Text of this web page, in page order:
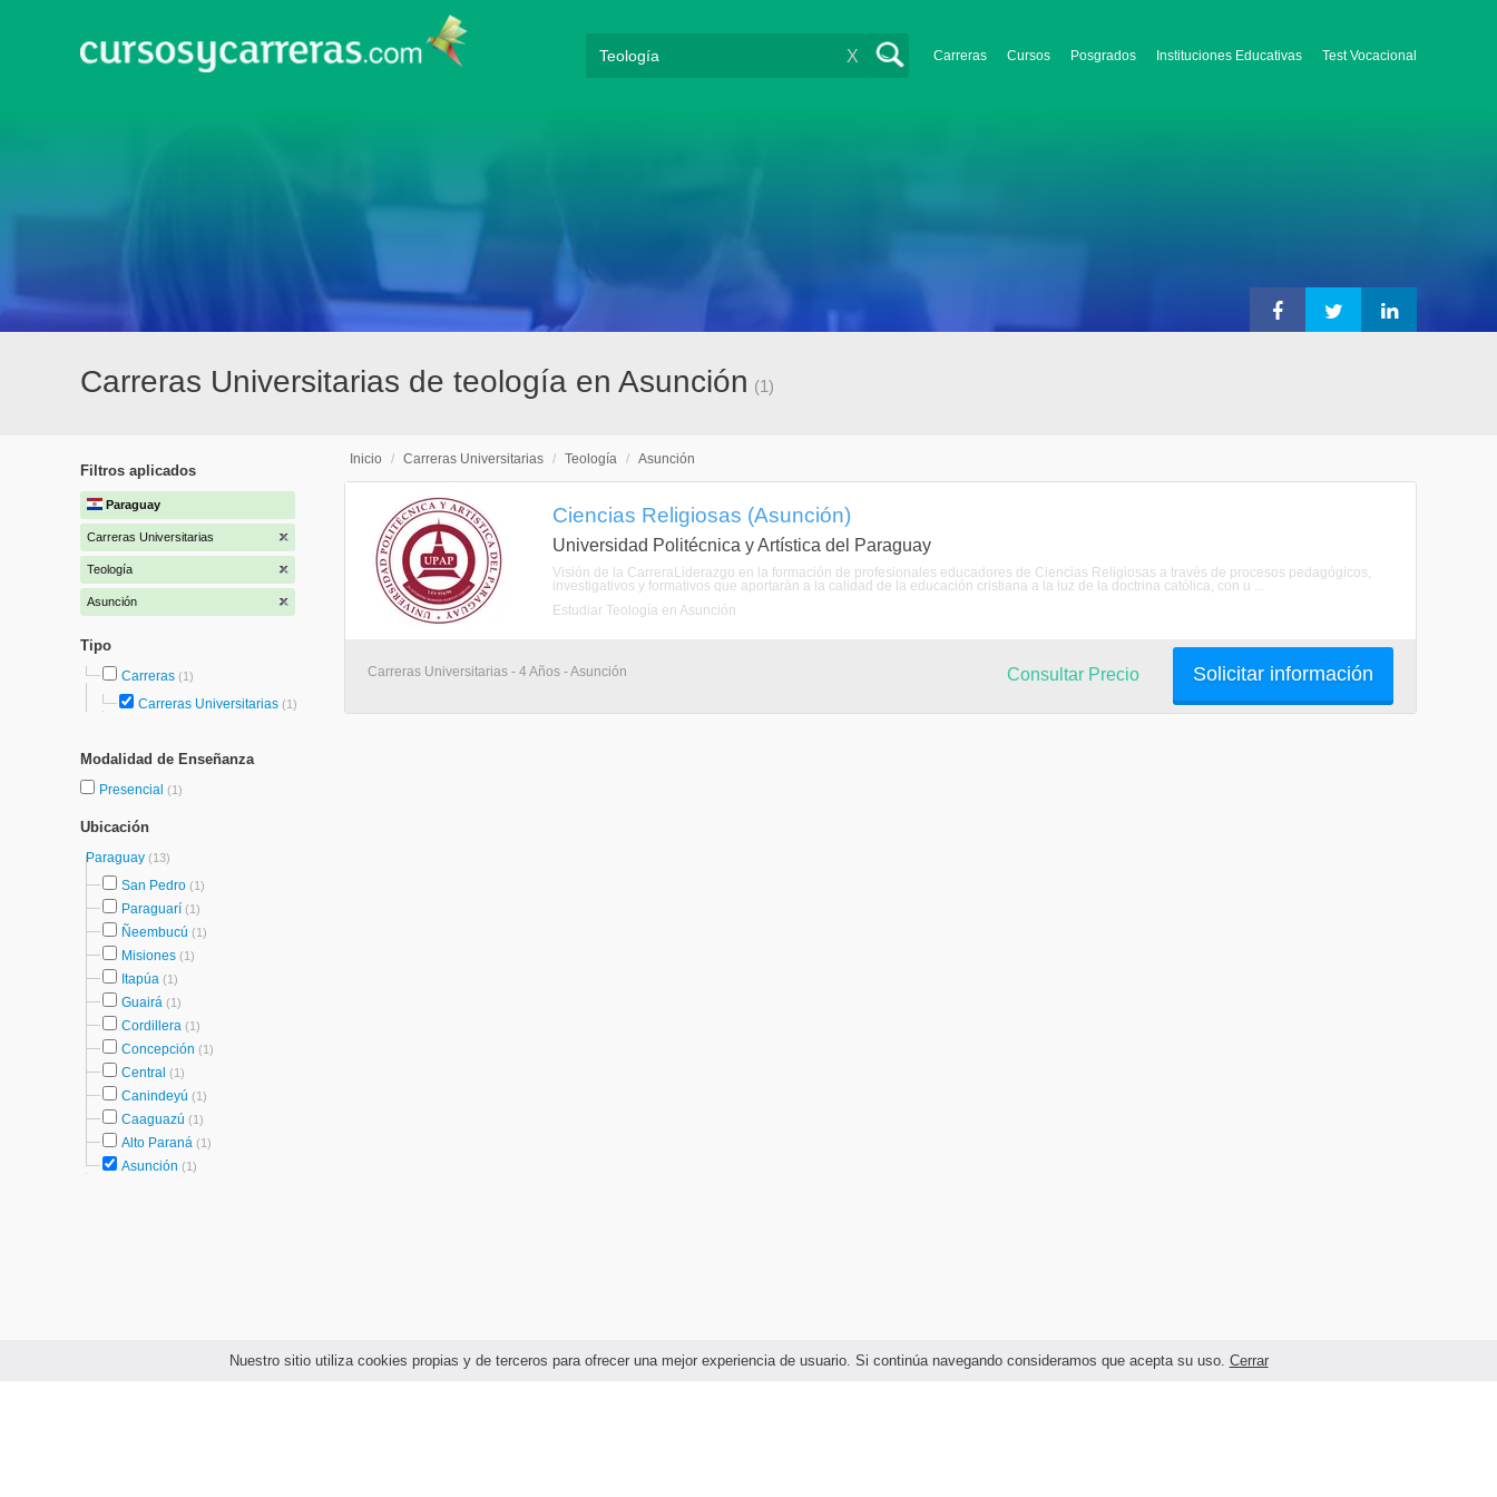
Nuestro sitio utiliza cookies propias y de terceros para ofrecer una mejor experiencia de usuario. Si continúa navegando consideramos que acepta su uso. Cerrar
Carreras Cursos Posgrados Instituciones Educativas Test Vocacional
X
Carreras Universitarias de teología en Asunción (1)
Filtros aplicados
Paraguay
Carreras Universitarias
Teología
Asunción
Tipo
Carreras (1)
Carreras Universitarias (1)
Modalidad de Enseñanza
Presencial (1)
Ubicación
Paraguay (13)
San Pedro (1)
Paraguarí (1)
Ñeembucú (1)
Misiones (1)
Itapúa (1)
Guairá (1)
Cordillera (1)
Concepción (1)
Central (1)
Canindeyú (1)
Caaguazú (1)
Alto Paraná (1)
Asunción (1)
Inicio / Carreras Universitarias / Teología / Asunción
Ciencias Religiosas (Asunción)
Universidad Politécnica y Artística del Paraguay
Visión de la CarreraLiderazgo en la formación de profesionales educadores de Ciencias Religiosas a través de procesos pedagógicos,
investigativos y formativos que aportarán a la calidad de la educación cristiana a la luz de la doctrina católica, con u ...
Estudiar Teología en Asunción
Carreras Universitarias - 4 Años - Asunción Solicitar información
Consultar Precio